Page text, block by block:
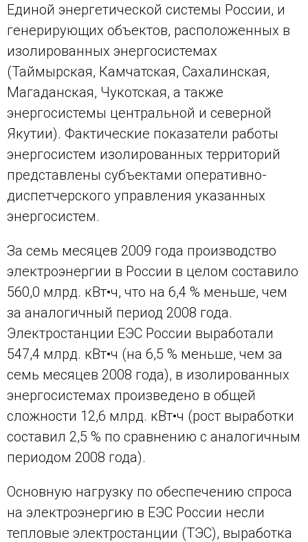
Единой энергетической системы России, и
генерирующих объектов, расположенных в
изолированных энергосистемах
(Таймырская, Камчатская, Сахалинская,
Магаданская, Чукотская, а также
энергосистемы центральной и северной
Якутии). Фактические показатели работы
энергосистем изолированных территорий
представлены субъектами оперативно-
диспетчерского управления указанных
энергосистем.
За семь месяцев 2009 года производство
электроэнергии в России в целом составило
560,0 млрд. кВт•ч, что на 6,4 % меньше, чем
за аналогичный период 2008 года.
Электростанции ЕЭС России выработали
547,4 млрд. кВт•ч (на 6,5 % меньше, чем за
семь месяцев 2008 года), в изолированных
энергосистемах произведено в общей
сложности 12,6 млрд. кВт•ч (рост выработки
составил 2,5 % по сравнению с аналогичным
периодом 2008 года).
Основную нагрузку по обеспечению спроса
на электроэнергию в ЕЭС России несли
тепловые электростанции (ТЭС), выработка